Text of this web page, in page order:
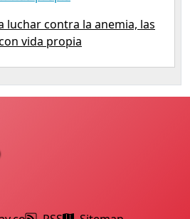
luchar contra la anemia, las
vida propia